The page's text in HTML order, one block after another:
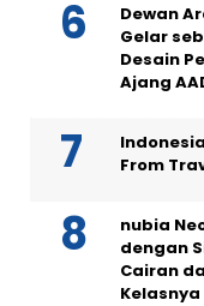
Dewan
Gelar
Desain
Ajang
From
nubia
dengan
Cairan
Kelasnya